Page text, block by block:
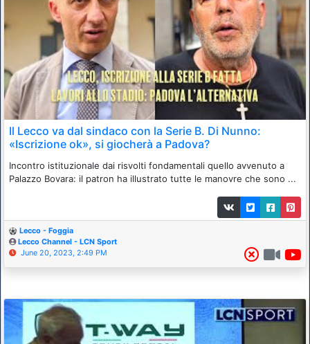
Il Lecco va dal sindaco con la Serie B. Di Nunno:
«Iscrizione ok», si giocherà a Padova?
Incontro istituzionale dai risvolti fondamentali quello avvenuto a
Palazzo Bovara: il patron ha illustrato tutte le manovre che sono ...
Lecco - Foggia
Lecco Channel - LCN Sport
June 20, 2023, 2:49 PM